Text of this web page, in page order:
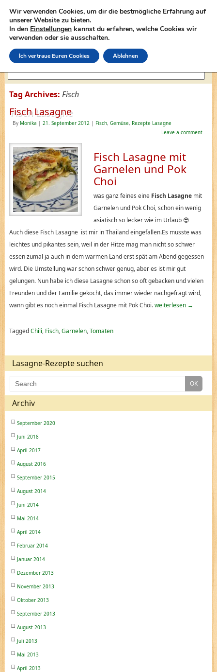
lasagne-rezepte.net
Tag Archives: Fisch
Fisch Lasagne
By Monika | 21. September 2012 | Fisch, Gemüse, Rezepte Lasagne
Leave a comment
Fisch Lasagne mit
Garnelen und Pok
Choi
was ganz feines eine Fisch Lasagnemit
Garnelen und Pok Choi, schon ein wenig
asiatisch so lecker wie im Urlaub 😎
Auch diese Fisch Lasagne ist mir in Thailand eingefallen.Es musste was
leichtes und pikantes sein, weil in der Hitze mag man nicht so schwer
essen zumal ja auch in dem warmen Land erst spät am Abend gegessen
wird. Die Umstellung war schon schwer genug, aber es ist mir gut
gelungen. Nun habe ich diese Lasagne schon so oft gebacken und vielen
Freunden und der Familie gekocht, das immer wieder nachgefragt wird,
wann gibt es noch einmal Fisch Lasagne mit Pok Choi.weiterlesen →
TaggedChili, Fisch,Garnelen,Tomaten
Lasagne-Rezepte suchen
Archiv
September 2020
Juni 2018
April 2017
August 2016
September 2015
August 2014
Juni 2014
Mai 2014
April 2014
Februar 2014
Januar 2014
Dezember 2013
November 2013
Oktober 2013
September 2013
August 2013
Juli 2013
Mai 2013
April 2013
Wir verwenden Cookies, um dir die bestmögliche Erfahrung auf
unserer Website zu bieten.
In den Einstellungen kannst du erfahren, welche Cookies wir
verwenden oder sie ausschalten.
Ich vertraue Euren Cookies Ablehnen